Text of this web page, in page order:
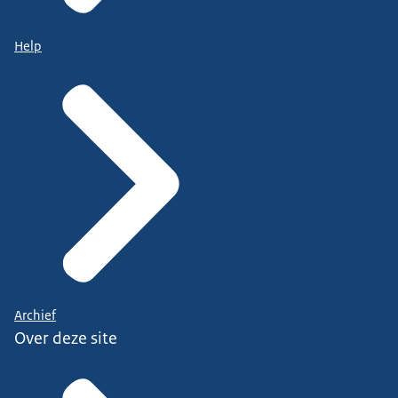
Help
Archief
Over deze site